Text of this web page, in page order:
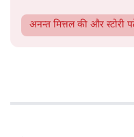
अनन्त मित्तलकी और स्टोरी